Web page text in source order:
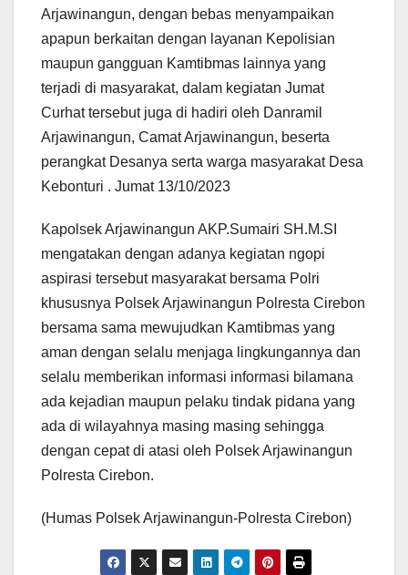
Arjawinangun, dengan bebas menyampaikan
apapun berkaitan dengan layanan Kepolisian
maupun gangguan Kamtibmas lainnya yang
terjadi di masyarakat, dalam kegiatan Jumat
Curhat tersebut juga di hadiri oleh Danramil
Arjawinangun, Camat Arjawinangun, beserta
perangkat Desanya serta warga masyarakat Desa
Kebonturi . Jumat 13/10/2023
Kapolsek Arjawinangun AKP.Sumairi SH.M.SI
mengatakan dengan adanya kegiatan ngopi
aspirasi tersebut masyarakat bersama Polri
khususnya Polsek Arjawinangun Polresta Cirebon
bersama sama mewujudkan Kamtibmas yang
aman dengan selalu menjaga lingkungannya dan
selalu memberikan informasi informasi bilamana
ada kejadian maupun pelaku tindak pidana yang
ada di wilayahnya masing masing sehingga
dengan cepat di atasi oleh Polsek Arjawinangun
Polresta Cirebon.
(Humas Polsek Arjawinangun-Polresta Cirebon)